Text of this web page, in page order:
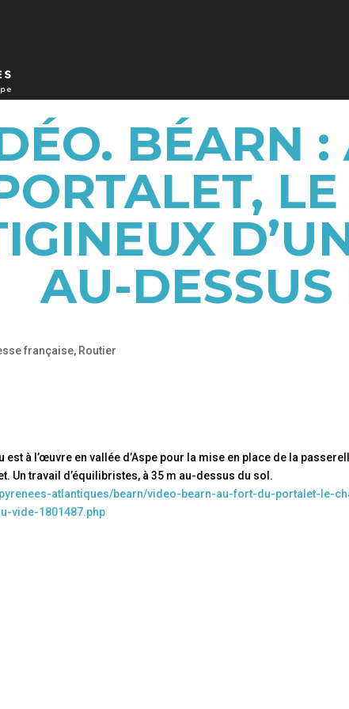
BÉARN :
AU-
française, Routier
est à l’œuvre en vallée d’Aspe pour la mise en place de la
Un travail d’équilibristes, à 35 m au-dessus du sol.
atlantiques/bearn/video-bearn-au-fort-du-portalet-le-
vide-1801487.php